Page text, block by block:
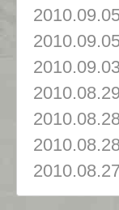
2010.08.29
2010.08.27